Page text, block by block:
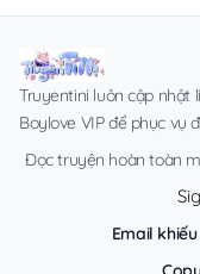
Truyentini luôn cập
Boylove VIP để phục vụ
Đọc truyện hoàn toàn
Email